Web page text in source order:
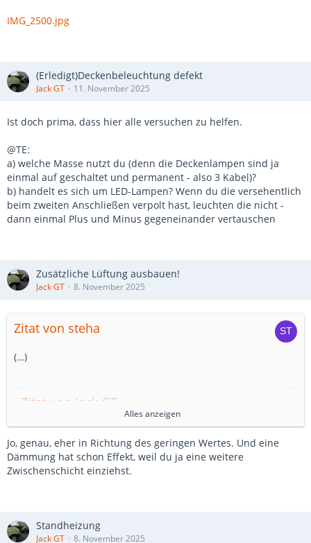
IMG_2500.jpg
(Erledigt)Deckenbeleuchtung defekt
Jack GT 11. November 2025
Ist doch prima, dass hier alle versuchen zu helfen.
@TE:
a) welche Masse nutzt du (denn die Deckenlampen sind ja
einmal auf geschaltet und permanent - also 3 Kabel)?
b) handelt es sich um LED-Lampen? Wenn du die versehentlich
beim zweiten Anschließen verpolt hast, leuchten die nicht -
dann einmal Plus und Minus gegeneinander vertauschen
Zusätzliche Lüftung ausbauen!
Jack GT 8. November 2025
Zitat von steha
(…)
Zitat von Jack GT
Eine entsprechend aufgebrachte Dämmung sollte recht
schmal sein, da die Platte auf dem Wellboden aufliegt
und in der Höhe an die Schiebetürtrittleiste und
Heckklappenaustritt anschließt.
dann überhaupt was?
Alles anzeigen
Jo, genau, eher in Richtung des geringen Wertes. Und eine
Dämmung hat schon Effekt, weil du ja eine weitere
Zwischenschicht einziehst.
Standheizung
Jack GT 8. November 2025